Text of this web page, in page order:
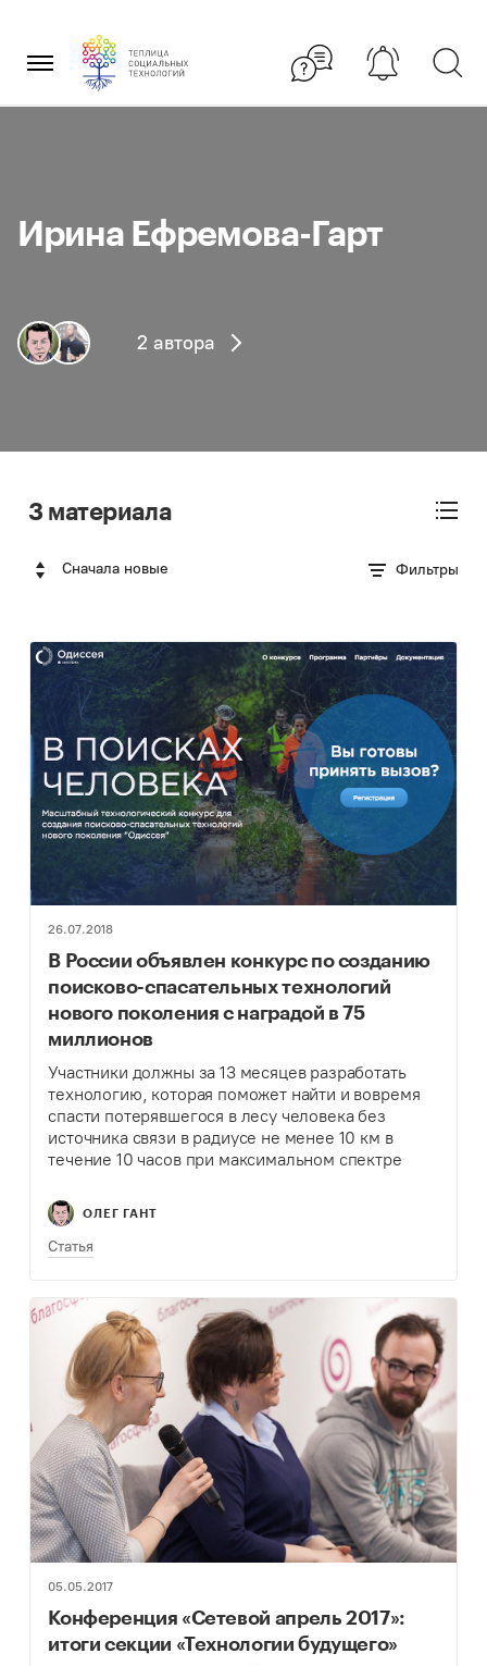
Ирина Ефремова-Гарт
2 автора
3 материала
Сначала новые Фильтры
26.07.2018
В России объявлен конкурс по созданию
поисково-спасательных технологий
нового поколения с наградой в 75
миллионов
Участники должны за 13 месяцев разработать
технологию, которая поможет найти и вовремя
спасти потерявшегося в лесу человека без
источника связи в радиусе не менее 10 км в
течение 10 часов при максимальном спектре
ОЛЕГ ГАНТ
Статья
05.05.2017
Конференция «Сетевой апрель 2017»:
итоги секции «Технологии будущего»